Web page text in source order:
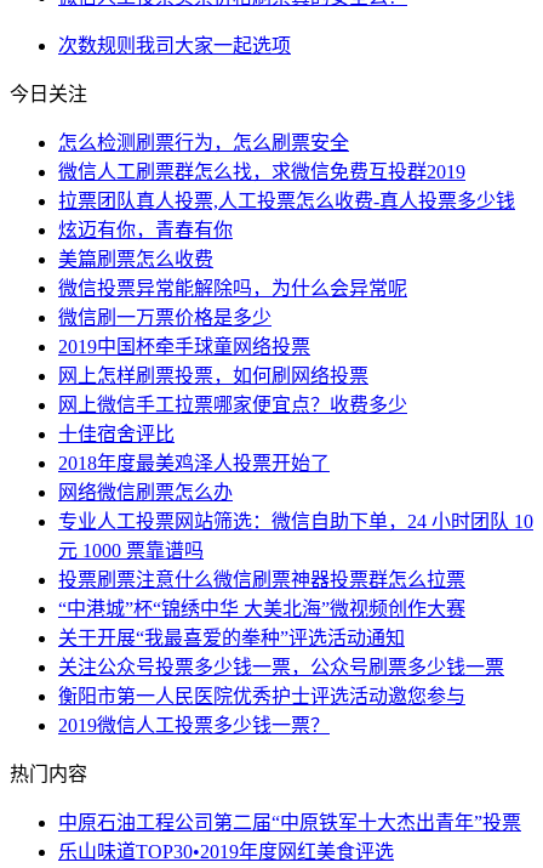
次数规则 我司 大家一起选项
今日关注
怎么检测刷票行为，怎么刷票安全
微信人工刷票群怎么找，求微信免费互投群2019
拉票团队真人投票,人工投票怎么收费-真人投票多少钱
炫迈有你，青春有你
美篇刷票怎么收费
微信投票异常能解除吗，为什么会异常呢
微信刷一万票价格是多少
2019中国杯牵手球童网络投票
网上怎样刷票投票，如何刷网络投票
网上微信手工拉票哪家便宜点？收费多少
十佳宿舍评比
2018年度最美鸡泽人投票开始了
网络微信刷票怎么办
专业人工投票网站筛选：微信自助下单，24 小时团队 10
元 1000 票靠谱吗
投票刷票注意什么微信刷票神器投票群怎么拉票
“中港城”杯“锦绣中华 大美北海”微视频创作大赛
关于开展“我最喜爱的拳种”评选活动通知
关注公众号投票多少钱一票，公众号刷票多少钱一票
衡阳市第一人民医院优秀护士评选活动邀您参与
2019微信人工投票多少钱一票？
热门内容
中原石油工程公司第二届“中原铁军十大杰出青年”投票
乐山味道TOP30•2019年度网红美食评选